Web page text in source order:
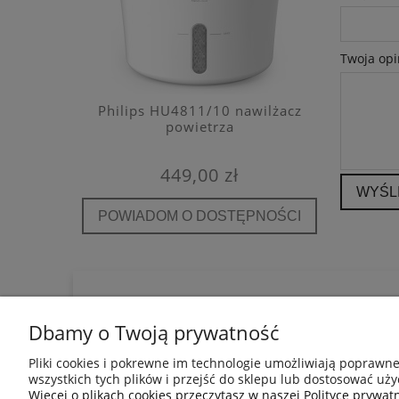
Philips HU4811/10 nawilżacz
powietrza
449,00 zł
POWIADOM O DOSTĘPNOŚCI
Twoja
Regulamin
Jak kupować?
Polityka prywatności
Pytania i odpowiedzi
Mapa Strony
Dbamy o Twoją prywatność
Pliki cookies i pokrewne im technologie umożliwiają
wszystkich tych plików i przejść do sklepu lub dostosować
Więcej o plikach cookies przeczytasz w naszej Polityce